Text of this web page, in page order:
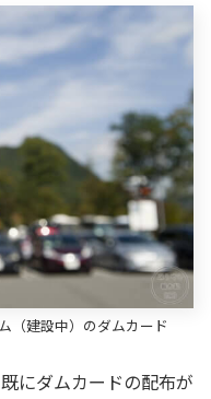
（建設中）のダムカード
にダムカードの配布が